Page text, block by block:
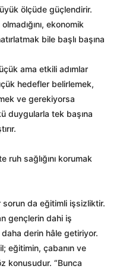
ölçüde güçlendirir.
ekonomik
bile başlı başına
ama etkili adımlar
hedefler belirlemek,
ve gerekiyorsa
duygularla tek başına
sağlığını korumak
da eğitimli işsizliktir.
gençlerin dahi iş
daha derin hâle getiriyor.
eğitimin, çabanın ve
konusudur. “Bunca